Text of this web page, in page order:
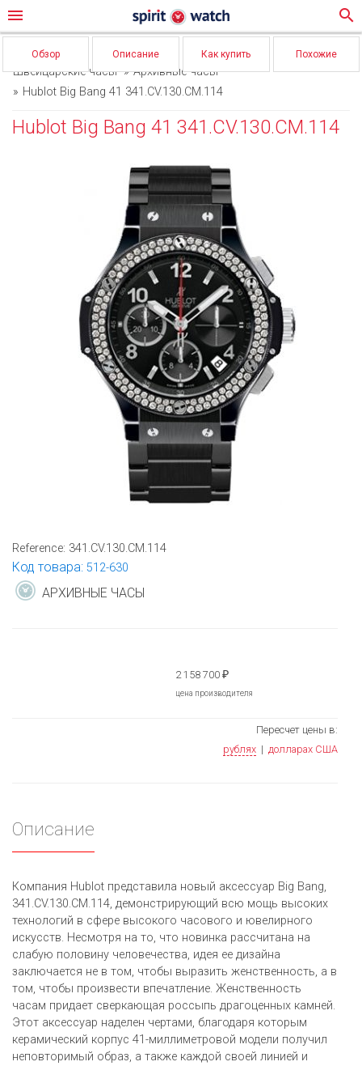
menu search
Обзор Описание Как купить Похожие
Швейцарские часы
Архивные часы
Hublot Big Bang 41 341.CV.130.CM.114
Hublot Big Bang 41 341.CV.130.CM.114
Reference: 341.CV.130.CM.114
Код товара: 512-630
АРХИВНЫЕ ЧАСЫ
2 158 700 ₽
цена производителя
Пересчет цены в:
рублях | долларах США
Описание
Компания Hublot представила новый аксессуар Big Bang,
341.CV.130.CM.114, демонстрирующий всю мощь высоких
технологий в сфере высокого часового и ювелирного
искусств. Несмотря на то, что новинка рассчитана на
слабую половину человечества, идея ее дизайна
заключается не в том, чтобы выразить женственность, а в
том, чтобы произвести впечатление. Женственность
часам придает сверкающая россыпь драгоценных камней.
Этот аксессуар наделен чертами, благодаря которым
керамический корпус 41-миллиметровой модели получил
неповторимый образ, а также каждой своей линией и